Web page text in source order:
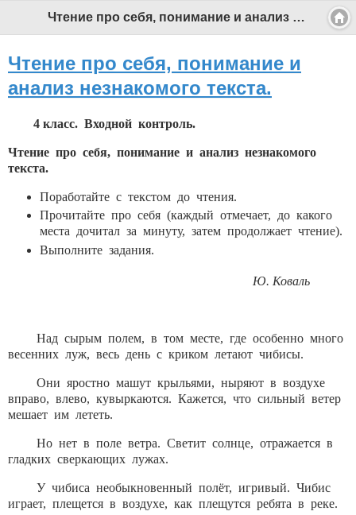
Чтение про себя, понимание и анализ незнакомого текста. - Профессиональный педагог
Чтение про себя, понимание и
анализ незнакомого текста.
4 класс. Входной контроль.
Чтение про себя, понимание и анализ незнакомого
текста.
Поработайте с текстом до чтения.
Прочитайте про себя (каждый отмечает, до какого
места дочитал за минуту, затем продолжает чтение).
Выполните задания.
Ю. Коваль
Над сырым полем, в том месте, где особенно много
весенних луж, весь день с криком летают чибисы.
Они яростно машут крыльями, ныряют в воздухе
вправо, влево, кувыркаются. Кажется, что сильный ветер
мешает им лететь.
Но нет в поле ветра. Светит солнце, отражается в
гладких сверкающих лужах.
У чибиса необыкновенный полёт, игривый. Чибис
играет, плещется в воздухе, как плещутся ребята в реке.